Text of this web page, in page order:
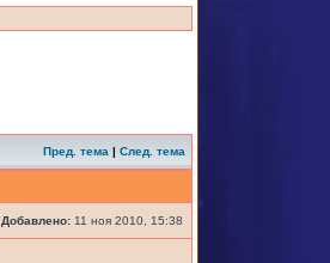
Пред. тема | След. тема
Добавлено: 11 ноя 2010, 15:38